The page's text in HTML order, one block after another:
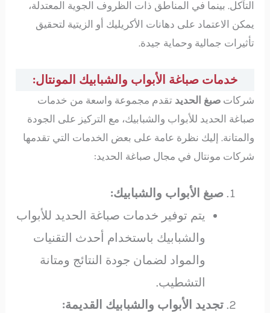
التآكل. بينما في المناطق ذات الظروف الجوية المعتدلة،
يمكن الاعتماد على دهانات الأكريليك أو الزيتية لتحقيق
تأثيرات جمالية وحماية جيدة.
خدمات صباغة الأبواب والشبابيك المونتال:
شركاتصبغ الحديد تقدم مجموعة واسعة من خدمات
صباغة الحديد للأبواب والشبابيك، مع التركيز على الجودة
والمتانة. إليك نظرة عامة على بعض الخدمات التي تقدمها
شركات مونتال في مجال صباغة الحديد:
صبغ الأبواب والشبابيك:
يتم توفير خدمات صباغة الحديد للأبواب
والشبابيك باستخدام أحدث التقنيات
والمواد لضمان جودة النتائج ومتانة
التشطيب.
تجديد الأبواب والشبابيك القديمة: